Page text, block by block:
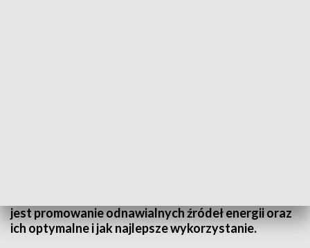
jest promowanie odnawialnych źródeł energii oraz
ich optymalne i jak najlepsze wykorzystanie.